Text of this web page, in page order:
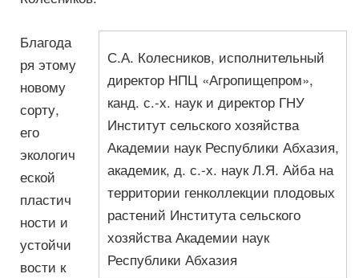
С.А. Колесников, исполнительный
директор НПЦ «Агропищепром»,
канд. с.-х. наук и директор ГНУ
Институт сельского хозяйства
Академии наук Республики Абхазия,
академик, д. с.-х. наук Л.Я. Айба на
территории генколлекции плодовых
растений Института сельского
хозяйства Академии наук
Республики Абхазия
Благода
ря этому
новому
сорту,
его
экологич
еской
пластич
ности и
устойчи
вости к